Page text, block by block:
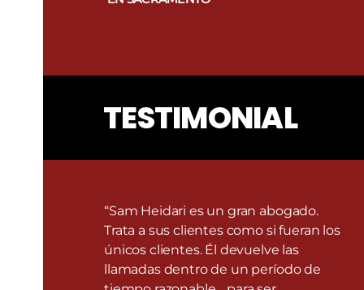
TESTIMONIAL
“Sam Heidari es un gran abogado.
Trata a sus clientes como si fueran los
únicos clientes. Él devuelve las
llamadas dentro de un período de